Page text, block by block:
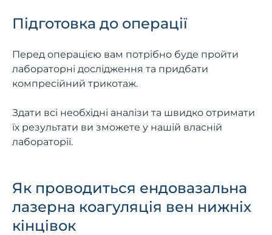
Підготовка до операції
Перед операцією вам потрібно буде пройти
лабораторні дослідження та придбати
компресійний трикотаж.
Здати всі необхідні аналізи та швидко отримати
їх результати ви зможете у нашій власній
лабораторії.
Як проводиться ендовазальна
лазерна коагуляція вен нижніх
кінцівок